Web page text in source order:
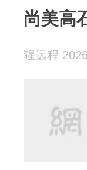
尚美高
猩远程